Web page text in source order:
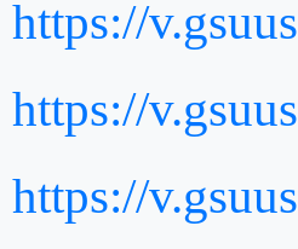
https://
https://
https://